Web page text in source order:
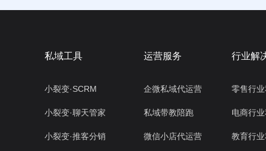
私域工具
小裂变·SCRM
小裂变·聊天管家
小裂变·推客分销
运营服务
企微私域代运营
私域带教陪跑
微信小店代运营
行业解
零售行
电商行
教育行